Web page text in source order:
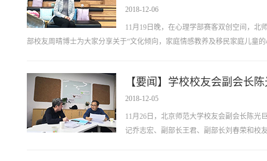
2018-12-06
11月19日晚，在心理学部赛客双创空间，北
部校友周晴博士为大家分享关于“文化倾向，家庭情感教养及移民家庭儿童
【要闻】学校校友会副会长
2018-12-05
11月26日，北京师范大学校友会副会长陈光
记乔志宏、副部长王君、副部长刘春荣和校